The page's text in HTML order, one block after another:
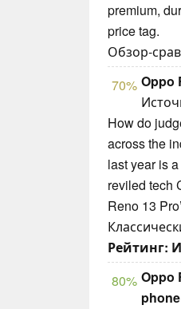
premium,
price tag.
Обзор-
70% Oppo
How do
across the
last year is
reviled tech
Reno 13
Рейтинг:
80% Oppo